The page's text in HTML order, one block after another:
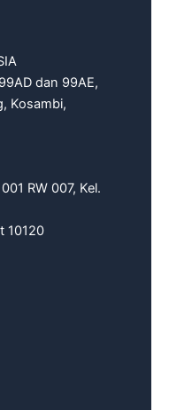
dan 99AE,
Kosambi,
RW 007, Kel.
10120